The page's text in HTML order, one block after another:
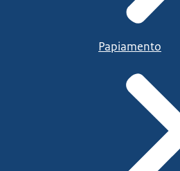
Papiamento